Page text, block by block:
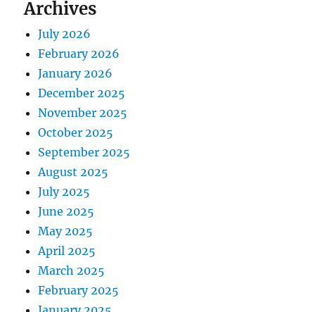
Archives
July 2026
February 2026
January 2026
December 2025
November 2025
October 2025
September 2025
August 2025
July 2025
June 2025
May 2025
April 2025
March 2025
February 2025